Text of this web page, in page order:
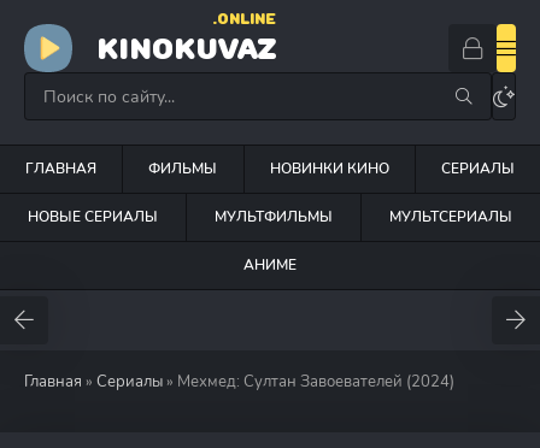
KINOKUVAZ
.ONLINE
ГЛАВНАЯ ФИЛЬМЫ НОВИНКИ КИНО СЕРИАЛЫ
НОВЫЕ СЕРИАЛЫ МУЛЬТФИЛЬМЫ МУЛЬТСЕРИАЛЫ
АНИМЕ
Главная » Сериалы » Мехмед: Султан Завоевателей (2024)